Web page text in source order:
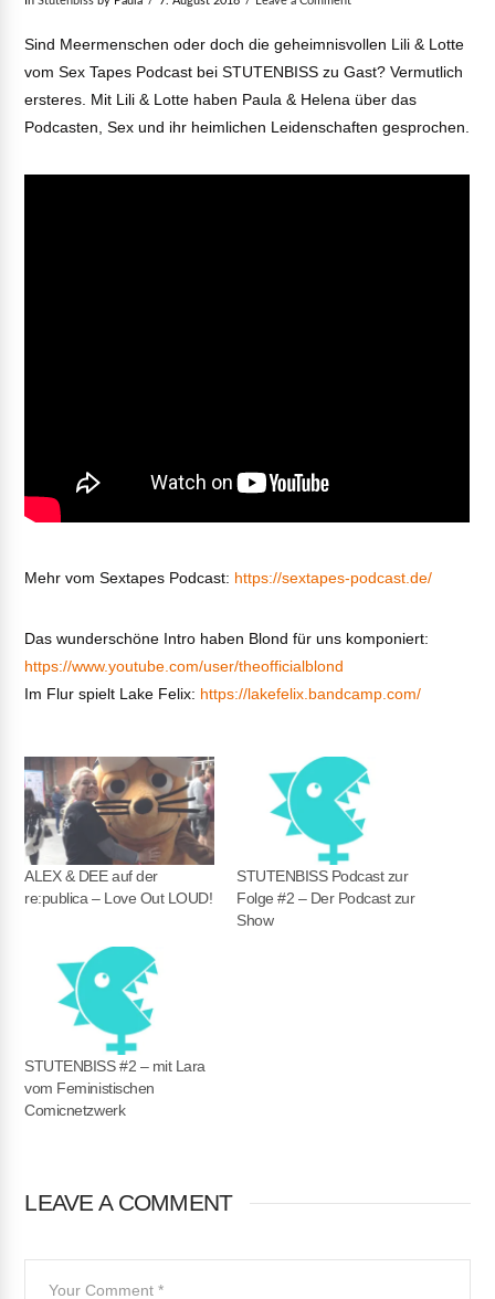
Sind Meermenschen oder doch die geheimnisvollen Lili & Lotte
vom Sex Tapes Podcast bei STUTENBISS zu Gast? Vermutlich
ersteres. Mit Lili & Lotte haben Paula & Helena über das
Podcasten, Sex und ihr heimlichen Leidenschaften gesprochen.
Mehr vom Sextapes Podcast: https://sextapes-podcast.de/
Das wunderschöne Intro haben Blond für uns komponiert:
https://www.youtube.com/user/theofficialblond
Im Flur spielt Lake Felix: https://lakefelix.bandcamp.com/
ALEX & DEE auf der
re:publica – Love Out LOUD!
STUTENBISS Podcast zur
Folge #2 – Der Podcast zur
Show
STUTENBISS #2 – mit Lara
vom Feministischen
Comicnetzwerk
LEAVE A COMMENT